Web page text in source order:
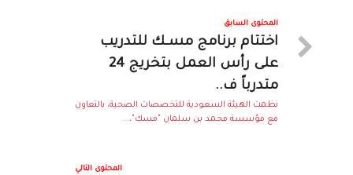
المحتوى السابق
اختتام برنامج مسـك للتدريب
على رأس العمل بتخريج 24
متدرباً ف..
نظمت الهيئة السعودية للتخصصات الصحية، بالتعاون
مع مؤسسة محمد بن سلمان "مسك"،...
المحتوى التالي